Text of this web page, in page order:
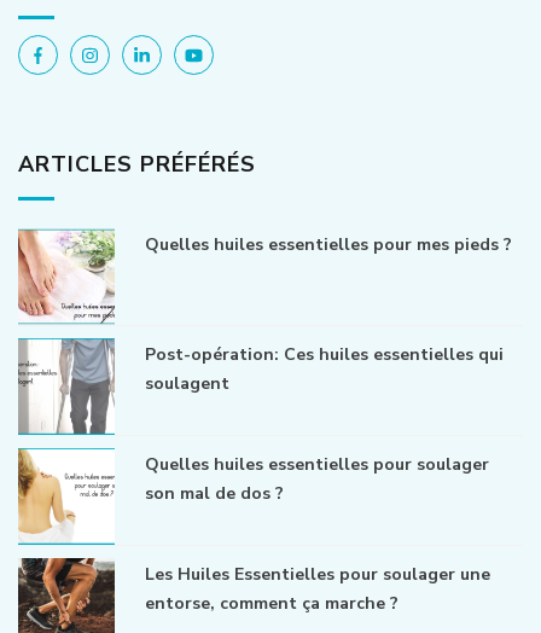
ARTICLES PRÉFÉRÉS
Quelles huiles essentielles pour mes pieds ?
Post-opération: Ces huiles essentielles qui
soulagent
Quelles huiles essentielles pour soulager
son mal de dos ?
Les Huiles Essentielles pour soulager une
entorse, comment ça marche ?